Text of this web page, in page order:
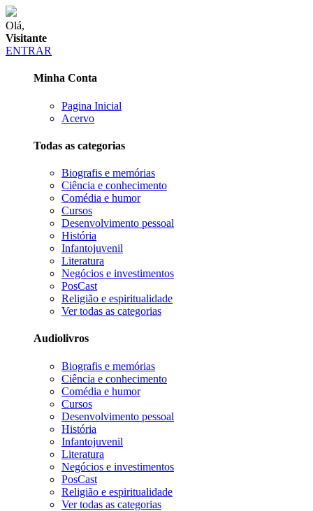
Olá,
Visitante
ENTRAR
Minha Conta
Pagina Inicial
Acervo
Todas as categorias
Biografis e memórias
Ciência e conhecimento
Comédia e humor
Cursos
Desenvolvimento pessoal
História
Infantojuvenil
Literatura
Negócios e investimentos
PosCast
Religião e espiritualidade
Ver todas as categorias
Audiolivros
Biografis e memórias
Ciência e conhecimento
Comédia e humor
Cursos
Desenvolvimento pessoal
História
Infantojuvenil
Literatura
Negócios e investimentos
PosCast
Religião e espiritualidade
Ver todas as categorias